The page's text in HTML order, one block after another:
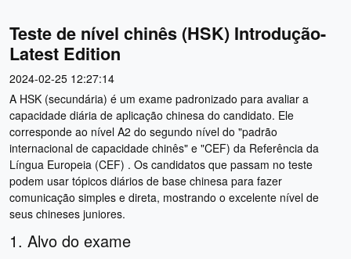
Teste de nível chinês (HSK) Introdução-
Latest Edition
2024-02-25 12:27:14
A HSK (secundária) é um exame padronizado para avaliar a
capacidade diária de aplicação chinesa do candidato. Ele
corresponde ao nível A2 do segundo nível do "padrão
internacional de capacidade chinês" e "CEF) da Referência da
Língua Europeia (CEF) . Os candidatos que passam no teste
podem usar tópicos diários de base chinesa para fazer
comunicação simples e direta, mostrando o excelente nível de
seus chineses juniores.
1. Alvo do exame